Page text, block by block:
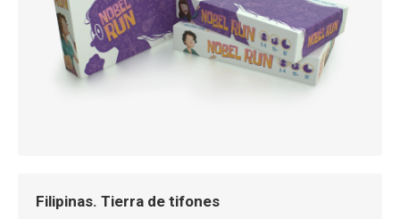
Filipinas. Tierra de tifones